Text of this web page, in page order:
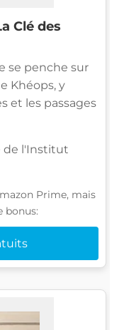
Clé des
se penche sur
Khéops, y
et les passages
de l'Institut
Prime, mais
bonus: